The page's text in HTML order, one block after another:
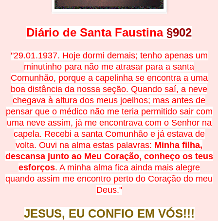
Diário de Santa Faustina §902
"29.01.1937. Hoje dormi demais; tenho apenas um
minutinho para não me atrasar para a santa
Comunhão, porque a capelinha se encontra a uma
boa distância da nossa seção. Quando saí, a neve
chegava à altura dos meus joelhos; mas antes de
pensar que o médico não me teria permitido sair com
uma neve assim, já me encontrava com o Senhor na
capela. Recebi a santa Comunhão e já estava de
volta. Ouvi na alma estas palavras: Minha filha,
descansa junto ao Meu Coração, conheço os teus
esforços. A minha alma fica ainda mais alegre
quando assim me encontro perto do Coração do meu
Deus."
JESUS, EU CONFIO EM VÓS!!!